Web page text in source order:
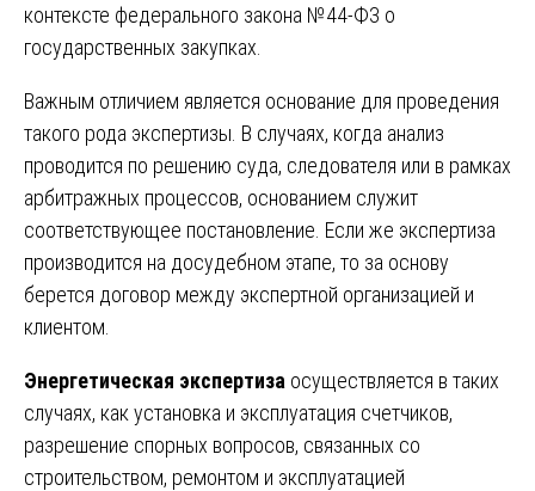
контексте федерального закона №44-ФЗ о
государственных закупках.
Важным отличием является основание для проведения
такого рода экспертизы. В случаях, когда анализ
проводится по решению суда, следователя или в рамках
арбитражных процессов, основанием служит
соответствующее постановление. Если же экспертиза
производится на досудебном этапе, то за основу
берется договор между экспертной организацией и
клиентом.
Энергетическая экспертиза осуществляется в таких
случаях, как установка и эксплуатация счетчиков,
разрешение спорных вопросов, связанных со
строительством, ремонтом и эксплуатацией